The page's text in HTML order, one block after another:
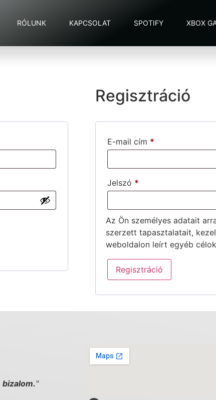
RÓLUNK KAPCSOLAT SPOTIFY XBOX
Regisztráció
E-mail cím *
Jelszó *
Az Ön személyes adatait
szerzett tapasztalatait,
weboldalon leírt egyéb
Regisztráció
bizalom."